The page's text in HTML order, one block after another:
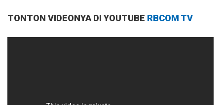
TONTON VIDEONYA DI YOUTUBE RBCOM TV